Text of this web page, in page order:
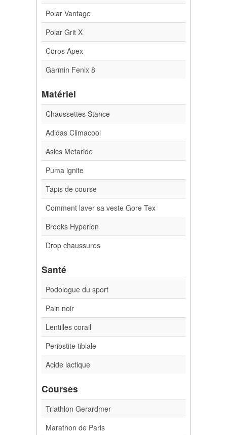
Polar Vantage
Polar Grit X
Coros Apex
Garmin Fenix 8
Matériel
Chaussettes Stance
Adidas Climacool
Asics Metaride
Puma ignite
Tapis de course
Comment laver sa veste Gore Tex
Brooks Hyperion
Drop chaussures
Santé
Podologue du sport
Pain noir
Lentilles corail
Periostite tibiale
Acide lactique
Courses
Triathlon Gerardmer
Marathon de Paris